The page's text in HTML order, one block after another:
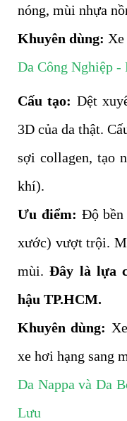
nóng, mùi nhựa
Khuyên dùng:
Da Công Nghiệp -
Cấu tạo: Dệt
3D của da thật.
sợi collagen, tạo
khí).
Ưu điểm: Độ bền
xước) vượt trội.
mùi.Đây là lựa
hậu TP.HCM.
Khuyên dùng:
xe hơi hạng sang
Da Nappa và Da
Lưu